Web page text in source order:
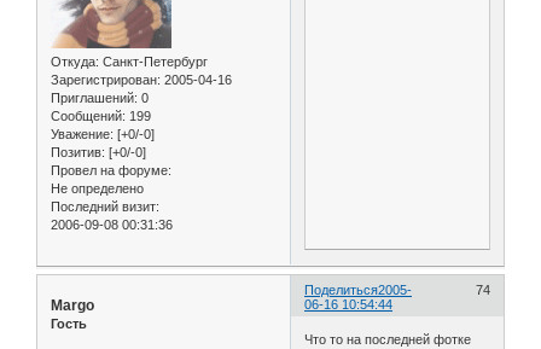
Откуда: Санкт-Петербург
Зарегистрирован: 2005-04-16
Приглашений: 0
Сообщений: 199
Уважение: [+0/-0]
Позитив: [+0/-0]
Провел на форуме:
Не определено
Последний визит:
2006-09-08 00:31:36
Поделиться 74
2005-
06-16 10:54:44
Margo
Гость
Что то на последней фотке